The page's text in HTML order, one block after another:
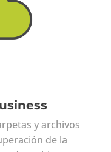
y archivos
de la